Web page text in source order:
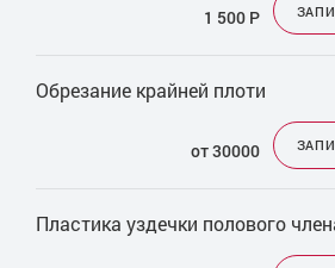
1 500 Р
Обрезание крайней плоти
от 30000
Пластика уздечки полового